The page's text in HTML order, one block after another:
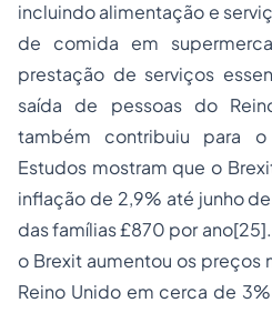
incluindo alimentação e
de comida em
prestação de serviços
saída de pessoas do
também contribuiu para
Estudos mostram que o
inflação de 2,9% até junho
das famílias £870 por ano[25]
o Brexit aumentou os preços
Reino Unido em cerca de